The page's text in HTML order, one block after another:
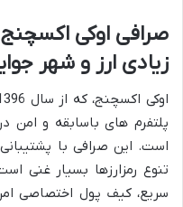
صرافی اوکی
زیادی ارز و شهر
پلتفرم های باسابقه و امن
تنوع رمزارزها بسیار غنی
سریع، کیف پول اختصاصی